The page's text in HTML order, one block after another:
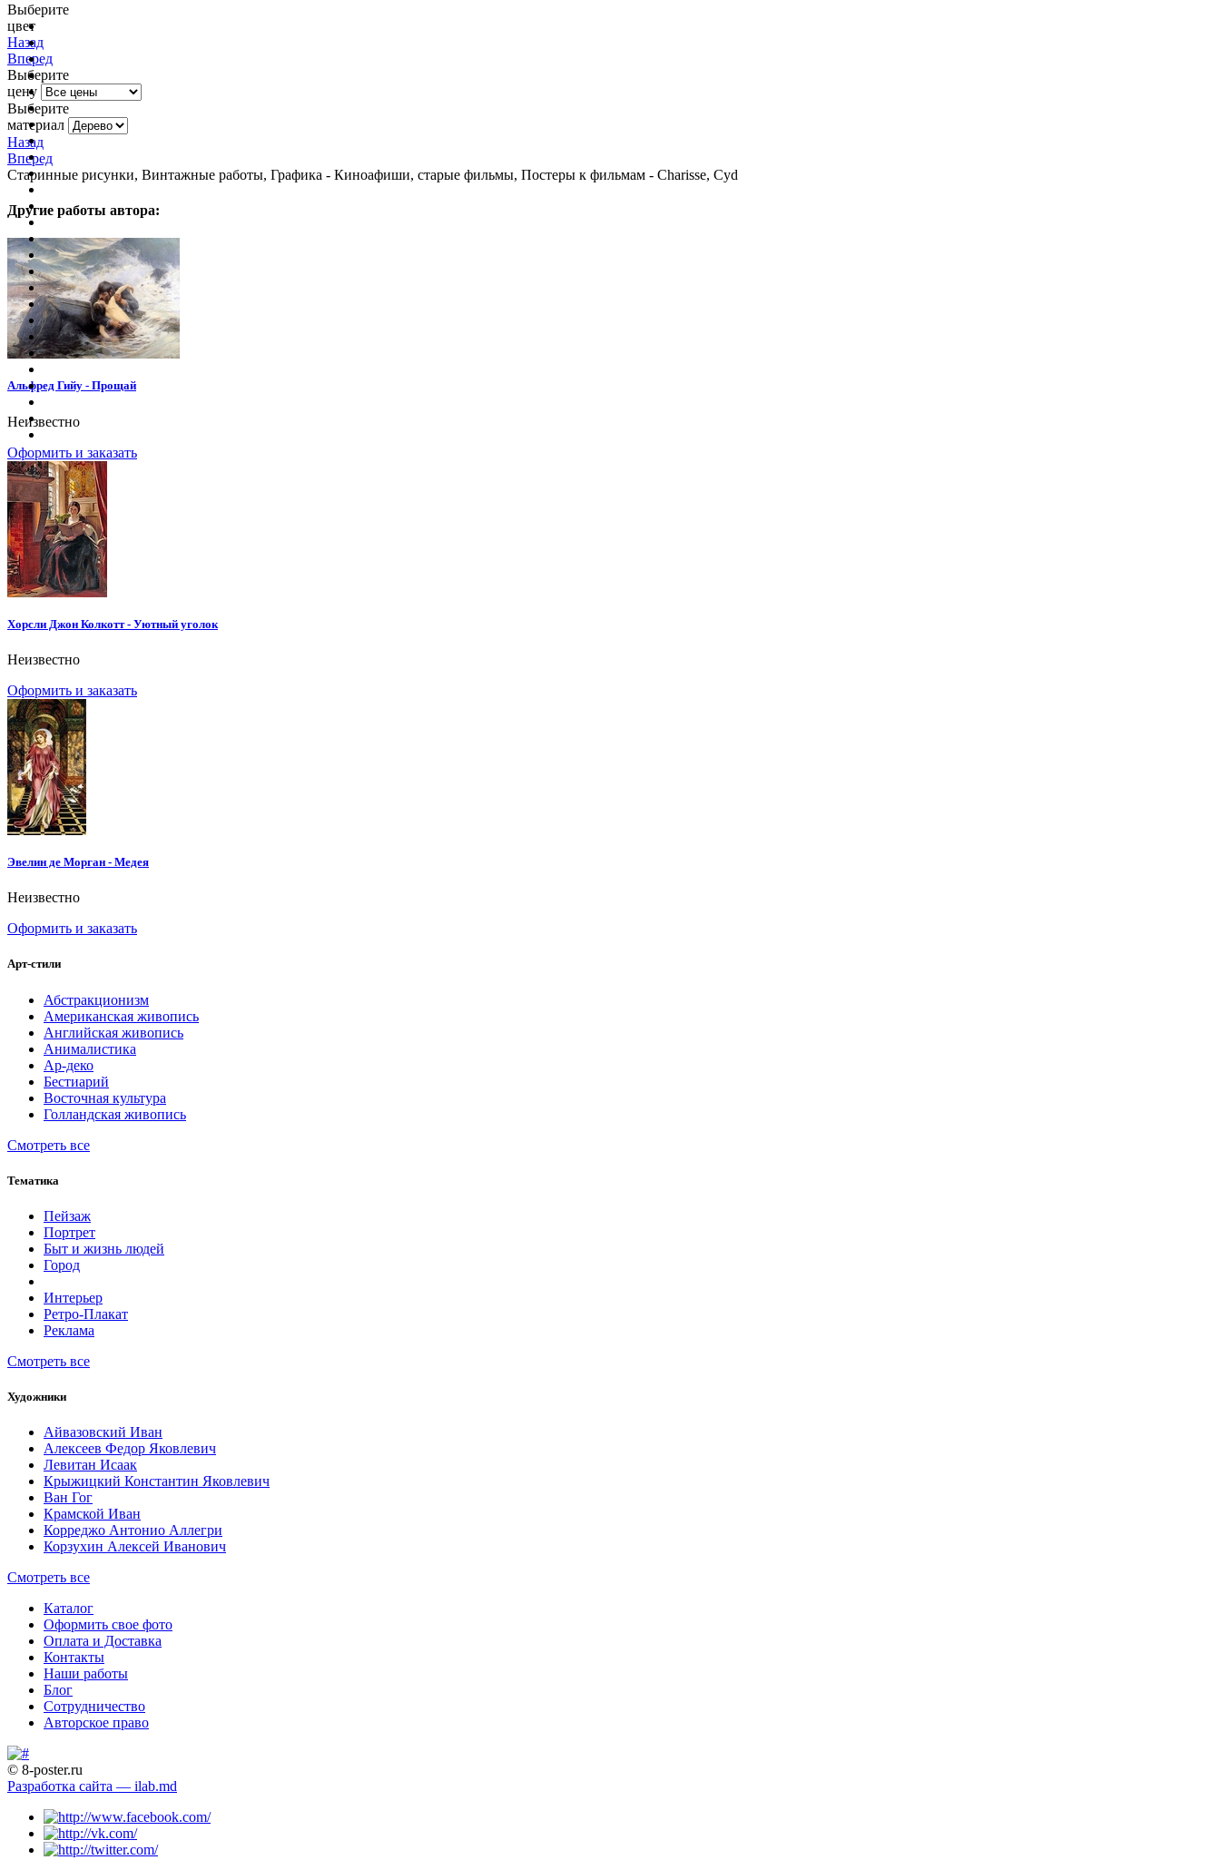
Выберите
цвет
Назад
Вперед
Выберите
цену
Выберите
материал
Назад
Вперед
Старинные рисунки, Винтажные работы, Графика - Киноафиши, старые фильмы, Постеры к фильмам - Charisse, Cyd
Другие работы автора:
Альфред Гийу - Прощай
Неизвестно
Оформить и заказать
Хорсли Джон Колкотт - Уютный уголок
Неизвестно
Оформить и заказать
Эвелин де Морган - Медея
Неизвестно
Оформить и заказать
Арт-стили
Абстракционизм
Американская живопись
Английская живопись
Анималистика
Ар-деко
Бестиарий
Восточная культура
Голландская живопись
Смотреть все
Тематика
Пейзаж
Портрет
Быт и жизнь людей
Город
Интерьер
Ретро-Плакат
Реклама
Смотреть все
Художники
Айвазовский Иван
Алексеев Федор Яковлевич
Левитан Исаак
Крыжицкий Константин Яковлевич
Ван Гог
Крамской Иван
Корреджо Антонио Аллегри
Корзухин Алексей Иванович
Смотреть все
Каталог
Оформить свое фото
Оплата и Доставка
Контакты
Наши работы
Блог
Сотрудничество
Авторское право
© 8-poster.ru
Разработка сайта — ilab.md